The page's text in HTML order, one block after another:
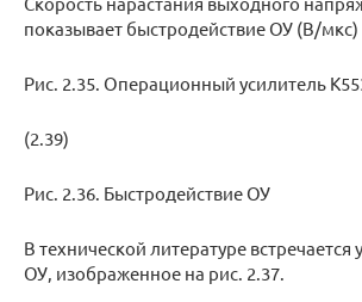
показывает быстродействие ОУ (В/мкс)
Рис. 2.35. Операционный усилитель
(2.39)
Рис. 2.36. Быстродействие ОУ
В технической литературе встречается
ОУ, изображенное на рис. 2.37.